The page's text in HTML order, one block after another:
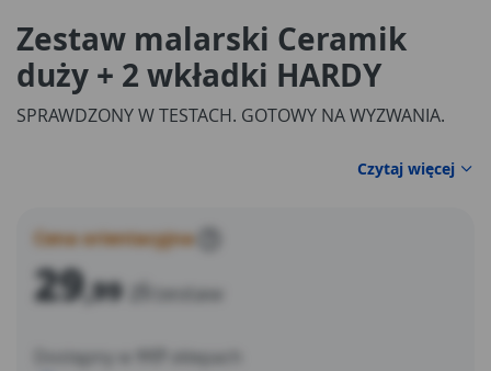
Zestaw malarski Ceramik
duży + 2 wkładki HARDY
SPRAWDZONY W TESTACH. GOTOWY NA WYZWANIA.
Czytaj więcej
Cena orientacyjna
29,99 zł /zestaw
Dostępny w
sklepach